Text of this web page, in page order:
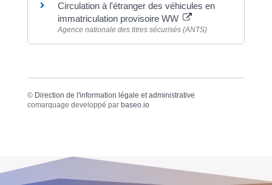
Circulation à l'étranger des véhicules en
immatriculation provisoire WW
Agence nationale des titres sécurisés (ANTS)
© Direction de l'information légale et administrative
comarquage developpé par baseo.io